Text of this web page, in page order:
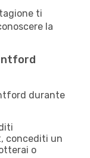
ti
la
durante
concediti un
o